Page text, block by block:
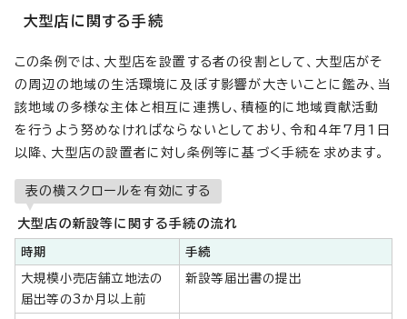
大型店に関する手続
この条例では、大型店を設置する者の役割として、大型店がそ
の周辺の地域の生活環境に及ぼす影響が大きいことに鑑み、当
該地域の多様な主体と相互に連携し、積極的に地域貢献活動
を行うよう努めなければならないとしており、令和4年7月1日
以降、大型店の設置者に対し条例等に基づく手続を求めます。
表の横スクロールを有効にする
大型店の新設等に関する手続の流れ
時期 手続
大規模小売店舗立地法の
届出等の3か月以上前
新設等届出書の提出